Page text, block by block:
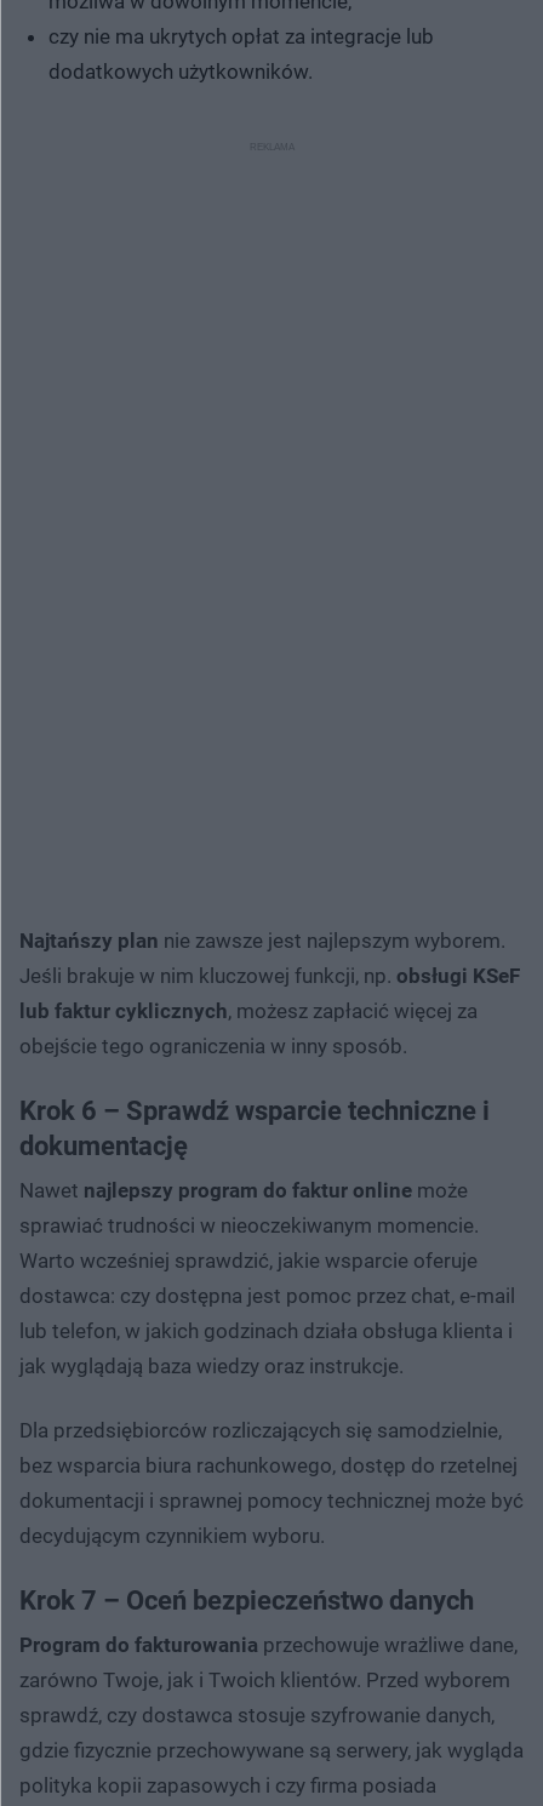
czy nie ma ukrytych opłat za integracje lub
dodatkowych użytkowników.
Najtańszy plan nie zawsze jest najlepszym wyborem.
Jeśli brakuje w nim kluczowej funkcji, np. obsługi KSeF
lub faktur cyklicznych, możesz zapłacić więcej za
obejście tego ograniczenia w inny sposób.
Krok 6 – Sprawdź wsparcie techniczne i
dokumentację
Nawet najlepszy program do faktur online może
sprawiać trudności w nieoczekiwanym momencie.
Warto wcześniej sprawdzić, jakie wsparcie oferuje
dostawca: czy dostępna jest pomoc przez chat, e-mail
lub telefon, w jakich godzinach działa obsługa klienta i
jak wyglądają baza wiedzy oraz instrukcje.
Dla przedsiębiorców rozliczających się samodzielnie,
bez wsparcia biura rachunkowego, dostęp do rzetelnej
dokumentacji i sprawnej pomocy technicznej może być
decydującym czynnikiem wyboru.
Krok 7 – Oceń bezpieczeństwo danych
Program do fakturowania przechowuje wrażliwe dane,
zarówno Twoje, jak i Twoich klientów. Przed wyborem
sprawdź, czy dostawca stosuje szyfrowanie danych,
gdzie fizycznie przechowywane są serwery, jak wygląda
polityka kopii zapasowych i czy firma posiada